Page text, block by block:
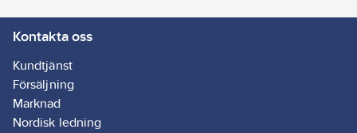
Kontakta oss
Kundtjänst
Försäljning
Marknad
Nordisk ledning